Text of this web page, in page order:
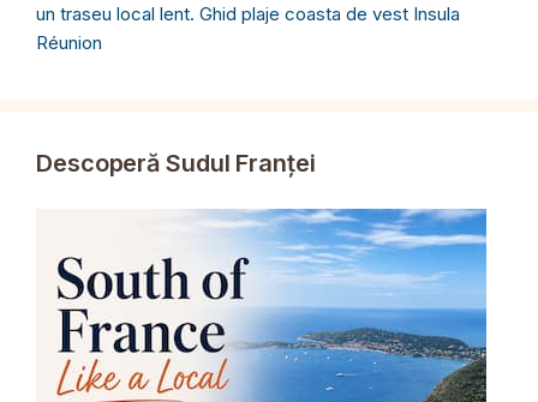
un traseu local lent. Ghid plaje coasta de vest Insula
Réunion
Descoperă Sudul Franței